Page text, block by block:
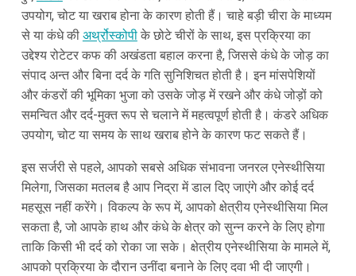
उपयोग, चोट या खराब होना के कारण होती हैं। चाहे बड़ी चीरा के माध्यम
से या कंधे की अर्थ्रोस्कोपीके छोटे चीरों के साथ, इस प्रक्रिया का
उद्देश्य रोटेटर कफ की अखंडता बहाल करना है, जिससे कंधे के जोड़ का
संपाद अन्त और बिना दर्द के गति सुनिशिचत होती है। इन मांसपेशियों
और कंडरों की भूमिका भुजा को उसके जोड़ में रखने और कंधे जोड़ों को
समन्वित और दर्द-मुक्त रूप से चलाने में महत्वपूर्ण होती है। कंडरे अधिक
उपयोग, चोट या समय के साथ खराब होने के कारण फट सकते हैं।
इस सर्जरी से पहले, आपको सबसे अधिक संभावना जनरल एनेस्थीसिया
मिलेगा, जिसका मतलब है आप निद्रा में डाल दिए जाएंगे और कोई दर्द
महसूस नहीं करेंगे। विकल्‍प के रूप में, आपको क्षेत्रीय एनेस्थीसिया मिल
सकता है, जो आपके हाथ और कंधे के क्षेत्र को सुन्न करने के लिए होगा
ताकि किसी भी दर्द को रोका जा सके। क्षेत्रीय एनेस्थीसिया के मामले में,
आपको प्रक्रिया के दौरान उनींदा बनाने के लिए दवा भी दी जाएगी।